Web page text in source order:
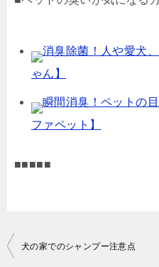
消臭除菌！人や愛犬
ゃん】
瞬間消臭！ペットの
ファペット】
■■■■■
投
犬の家でのシャンプー注意点